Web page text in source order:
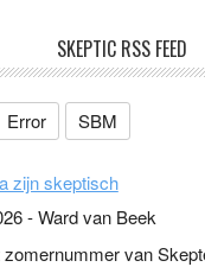
SKEPTIC RSS FEED
Error SBM
zijn skeptisch
-Ward van Beek
van